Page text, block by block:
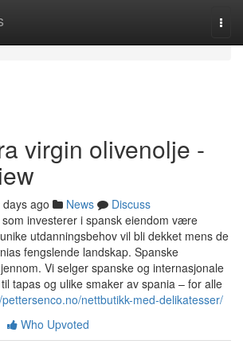
virgin olivenolje -
ago News
Discuss
investerer i spansk eiendom være
utdanningsbehov vil bli dekket mens de
fengslende landskap. Spanske
Vi selger spanske og internasjonale
tapas og ulike smaker av spania – for alle
nettbutikk-med-delikatesser/
Who Upvoted